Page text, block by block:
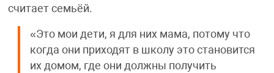
считает семьёй.
«Это мои дети, я для них мама, потому что
когда они приходят в школу это становится
их домом, где они должны получить